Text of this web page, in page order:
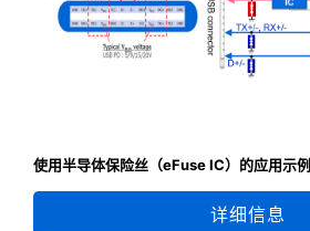
使用半导体保险丝（eFuse IC）的应用示例
详细信息